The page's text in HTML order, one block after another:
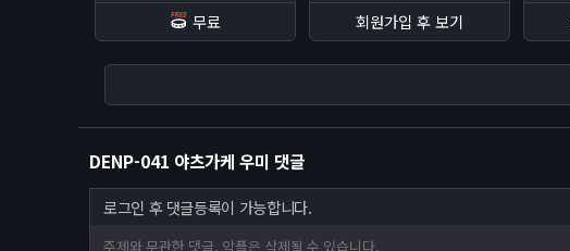
무료
회원가입 후 보기
DENP-041 야츠가케 우미 댓글
로그인 후 댓글등록이 가능합니다.